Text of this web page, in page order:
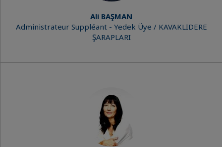
Ali BAŞMAN
Administrateur Suppléant - Yedek Üye / KAVAKLIDERE
ŞARAPLARI